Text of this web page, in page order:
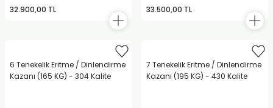
32.900,00 TL 33.500,00 TL
6 Tenekelik Eritme / Dinlendirme
Kazanı (165 KG) - 304 Kalite
7 Tenekelik Eritme / Dinlendirme
Kazanı (195 KG) - 430 Kalite